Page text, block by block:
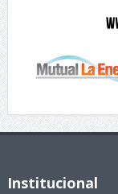
Institucional